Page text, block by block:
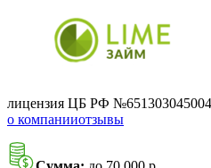
лицензия ЦБ РФ
о компанииотзывы